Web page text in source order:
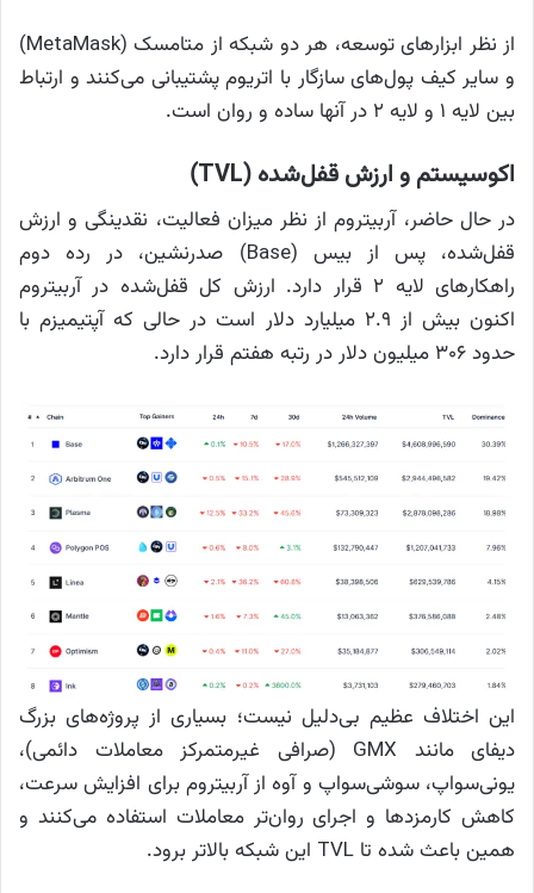
از نظر ابزارهای توسعه، هر دو شبکه از متامسک (MetaMask)
و سایر کیف پول‌های سازگار با اتریوم پشتیبانی می‌کنند و ارتباط
بین لایه ۱ و لایه ۲ در آنها ساده و روان است.
اکوسیستم و ارزش قفل‌شده (TVL)
در حال حاضر، آربیتروم از نظر میزان فعالیت، نقدینگی و ارزش
قفل‌شده، پس از بیس (Base) صدرنشین، در رده دوم
راهکارهای لایه ۲ قرار دارد. ارزش کل قفل‌شده‌ در آربیتروم
اکنون بیش از ۲.۹ میلیارد دلار است در حالی که آپتیمیزم با
حدود ۳۰۶ میلیون دلار در رتبه هفتم قرار دارد.
این اختلاف عظیم بی‌دلیل نیست؛ بسیاری از پروژه‌های بزرگ
دیفای مانند GMX (صرافی غیرمتمرکز معاملات دائمی)،
یونی‌سواپ، سوشی‌سواپ و آوه از آربیتروم برای افزایش سرعت،
کاهش کارمزدها و اجرای روان‌تر معاملات استفاده می‌کنند و
همین باعث شده تا TVL این شبکه بالاتر برود.